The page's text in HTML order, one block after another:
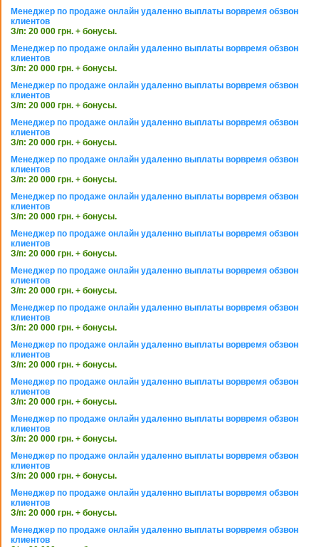
Менеджер по продаже онлайн удаленно выплаты ворвремя обзвон
клиентов
З/п: 20 000 грн. + бонусы.
Менеджер по продаже онлайн удаленно выплаты ворвремя обзвон
клиентов
З/п: 20 000 грн. + бонусы.
Менеджер по продаже онлайн удаленно выплаты ворвремя обзвон
клиентов
З/п: 20 000 грн. + бонусы.
Менеджер по продаже онлайн удаленно выплаты ворвремя обзвон
клиентов
З/п: 20 000 грн. + бонусы.
Менеджер по продаже онлайн удаленно выплаты ворвремя обзвон
клиентов
З/п: 20 000 грн. + бонусы.
Менеджер по продаже онлайн удаленно выплаты ворвремя обзвон
клиентов
З/п: 20 000 грн. + бонусы.
Менеджер по продаже онлайн удаленно выплаты ворвремя обзвон
клиентов
З/п: 20 000 грн. + бонусы.
Менеджер по продаже онлайн удаленно выплаты ворвремя обзвон
клиентов
З/п: 20 000 грн. + бонусы.
Менеджер по продаже онлайн удаленно выплаты ворвремя обзвон
клиентов
З/п: 20 000 грн. + бонусы.
Менеджер по продаже онлайн удаленно выплаты ворвремя обзвон
клиентов
З/п: 20 000 грн. + бонусы.
Менеджер по продаже онлайн удаленно выплаты ворвремя обзвон
клиентов
З/п: 20 000 грн. + бонусы.
Менеджер по продаже онлайн удаленно выплаты ворвремя обзвон
клиентов
З/п: 20 000 грн. + бонусы.
Менеджер по продаже онлайн удаленно выплаты ворвремя обзвон
клиентов
З/п: 20 000 грн. + бонусы.
Менеджер по продаже онлайн удаленно выплаты ворвремя обзвон
клиентов
З/п: 20 000 грн. + бонусы.
Менеджер по продаже онлайн удаленно выплаты ворвремя обзвон
клиентов